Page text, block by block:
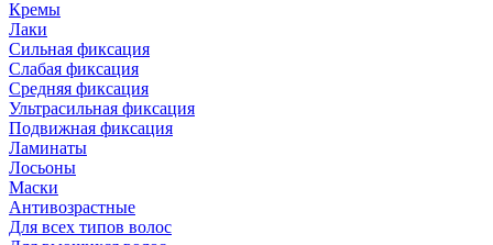
Кремы
Лаки
Сильная фиксация
Слабая фиксация
Средняя фиксация
Ультрасильная фиксация
Подвижная фиксация
Ламинаты
Лосьоны
Маски
Антивозрастные
Для всех типов волос